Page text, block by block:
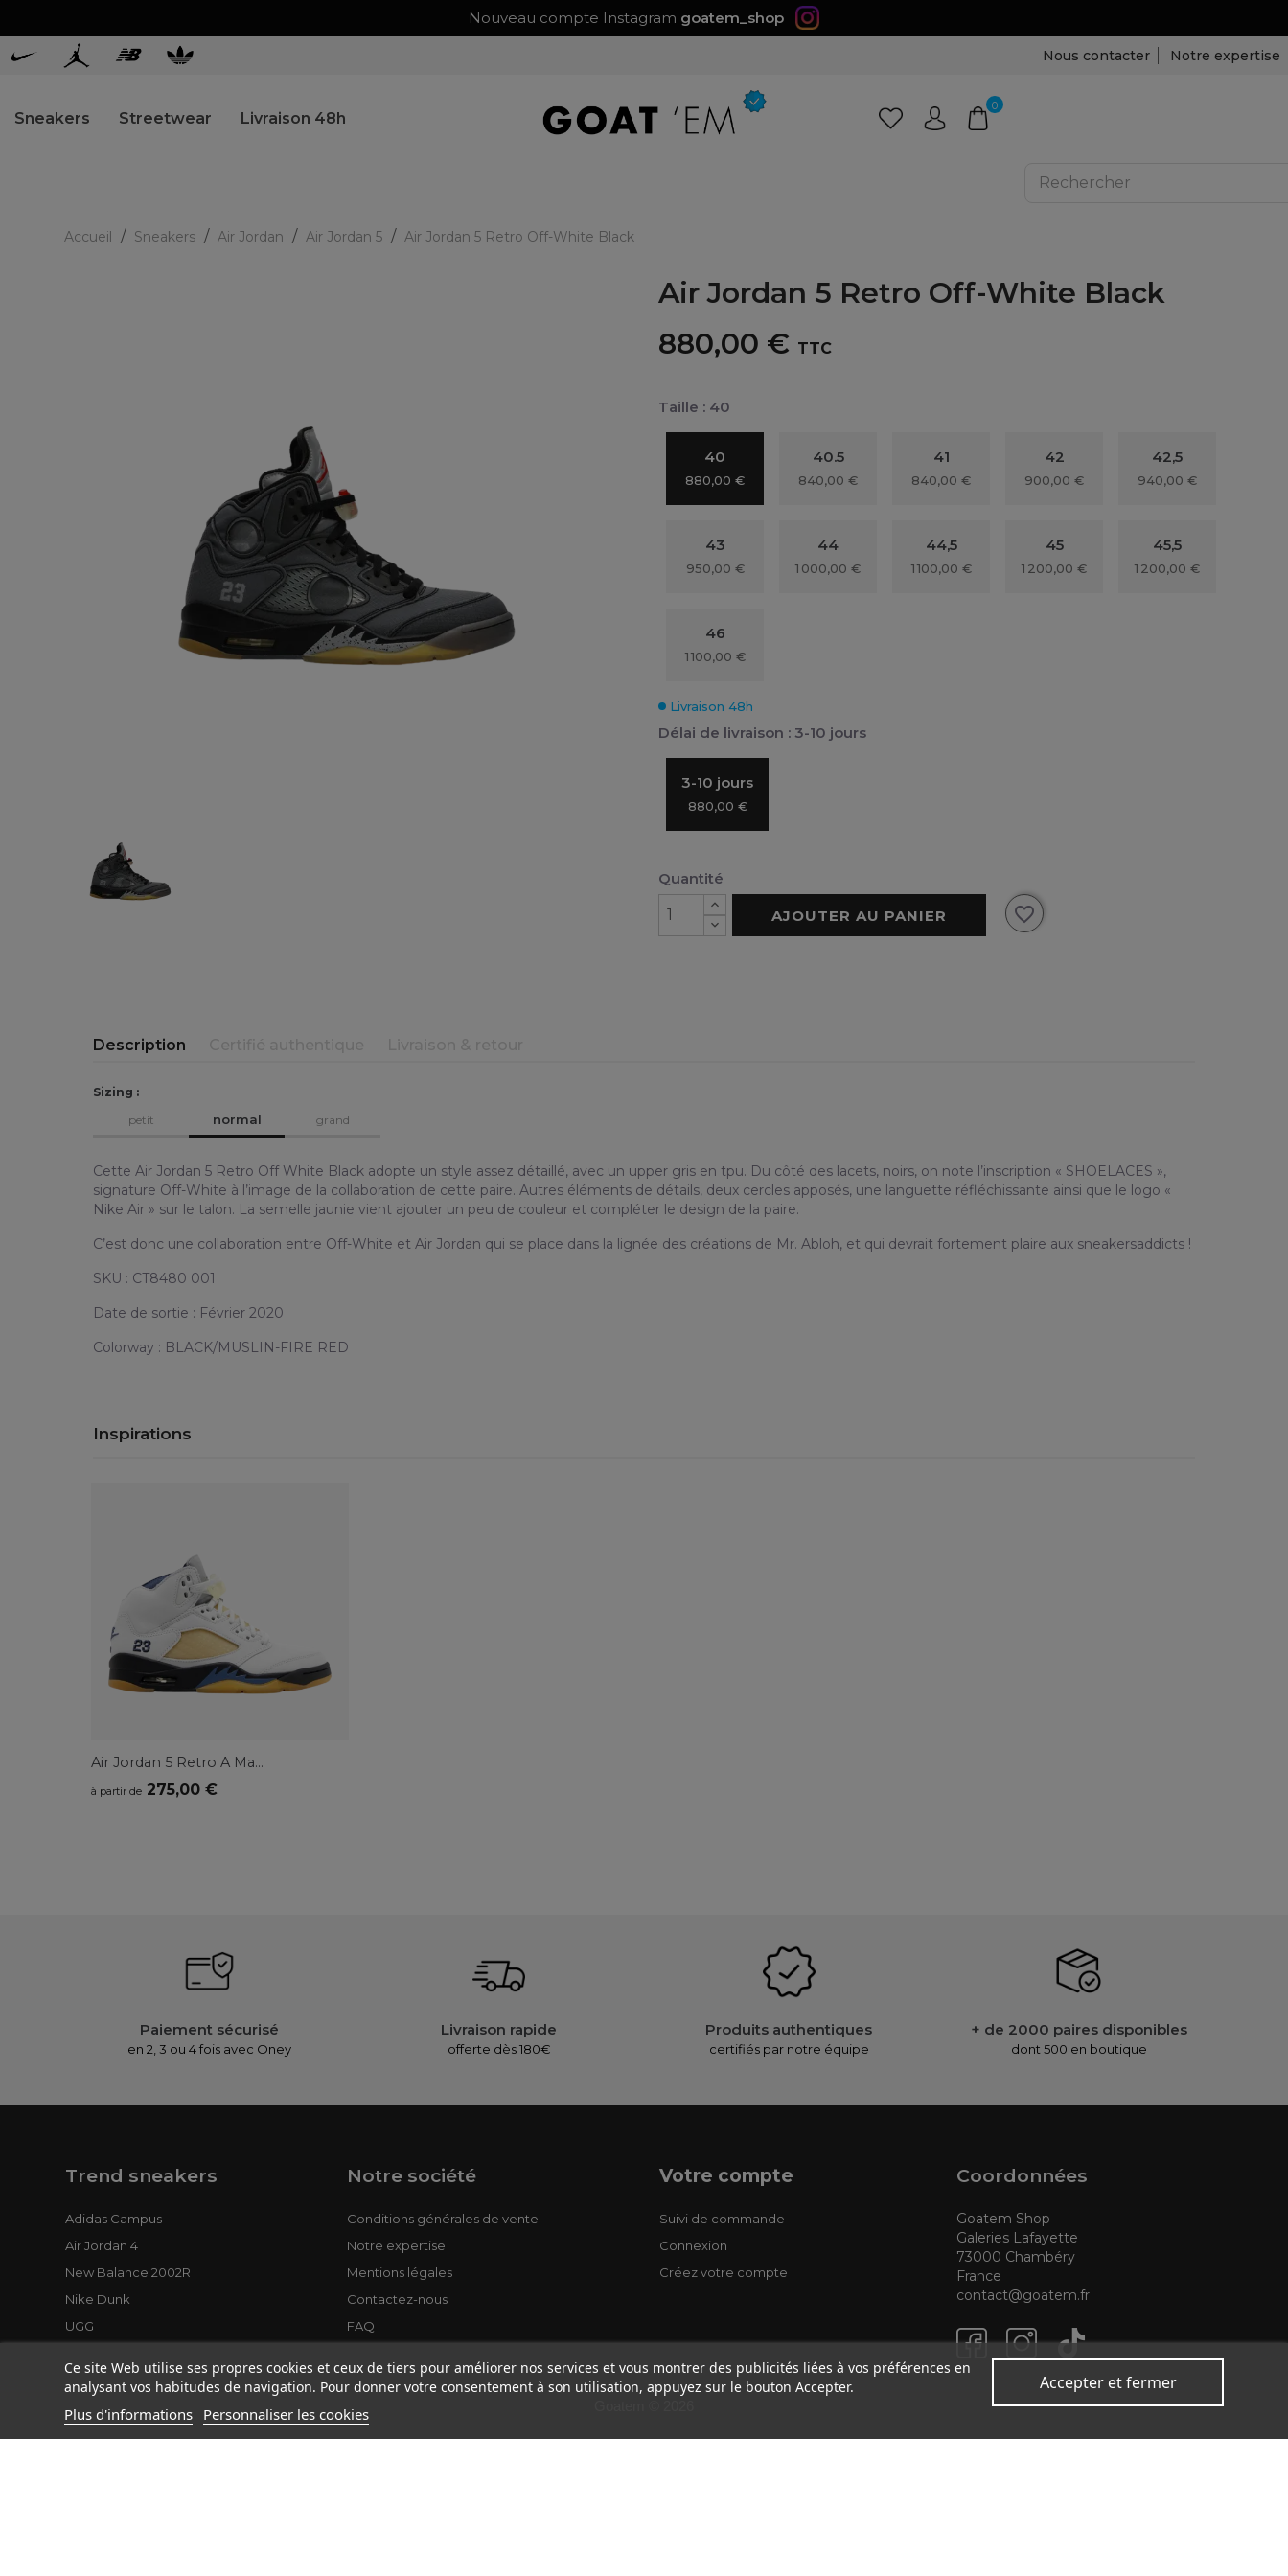
Nouveau compte Instagram goatem_shop
Nous contacter Notre expertise
Sneakers Streetwear Livraison 48h
0
Accueil Sneakers Air Jordan Air Jordan 5 Air Jordan 5 Retro Off-White Black
Air Jordan 5 Retro Off-White Black
880,00 € TTC
Taille : 40
40
880,00 €
40.5
840,00 €
41
840,00 €
42
900,00 €
42,5
940,00 €
43
950,00 €
44
1 000,00 €
44,5
1 100,00 €
45
1 200,00 €
45,5
1 200,00 €
46
1 100,00 €
Livraison 48h
Délai de livraison : 3-10 jours
3-10 jours
880,00 €
Quantité
AJOUTER AU PANIER favorite_border
Description
Sizing :
petit
normal grand
Cette Air Jordan 5 Retro Off White Black adopte un style assez détaillé, avec un upper gris en tpu. Du côté des lacets, noirs, on note l’inscription « SHOELACES »,
signature Off-White à l’image de la collaboration de cette paire. Autres éléments de détails, deux cercles apposés, une languette réfléchissante ainsi que le logo «
Nike Air » sur le talon. La semelle jaunie vient ajouter un peu de couleur et compléter le design de la paire.
C’est donc une collaboration entre Off-White et Air Jordan qui se place dans la lignée des créations de Mr. Abloh, et qui devrait fortement plaire aux sneakersaddicts !
SKU : CT8480 001
Date de sortie : Février 2020
Colorway : BLACK/MUSLIN-FIRE RED
Inspirations
Air Jordan 5 Retro A Ma...
à partir de 275,00 €
Paiement sécurisé
en 2, 3 ou 4 fois avec Oney
Livraison rapide
offerte dès 180€
Produits authentiques
certifiés par notre équipe
+ de 2000 paires disponibles
dont 500 en boutique
Trend sneakers
Adidas Campus
Air Jordan 4
New Balance 2002R
Nike Dunk
UGG
Notre société
Conditions générales de vente
Notre expertise
Mentions légales
Contactez-nous
FAQ
Votre compte
Suivi de commande
Connexion
Créez votre compte
Coordonnées
Goatem Shop
Galeries Lafayette
73000 Chambéry
France
contact@goatem.fr
Ce site Web utilise ses propres cookies et ceux de tiers pour améliorer nos services et vous montrer des publicités liées à vos préférences en
analysant vos habitudes de navigation. Pour donner votre consentement à son utilisation, appuyez sur le bouton Accepter.
Plus d'informations Personnaliser les cookies
Accepter et fermer